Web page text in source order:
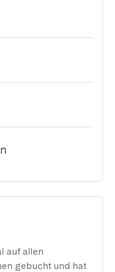
auf allen
gebucht und hat